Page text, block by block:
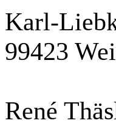
Karl-
99423
René